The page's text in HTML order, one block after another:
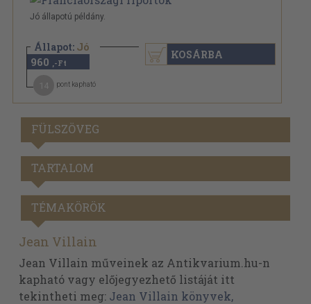
Jó állapotú példány.
Állapot: Jó
960 ,-Ft
pont kapható
KOSÁRBA
FÜLSZÖVEG
TARTALOM
TÉMAKÖRÖK
Jean Villain
Jean Villain műveinek az Antikvarium.hu-n
kapható vagy előjegyezhető listáját itt
tekintheti meg: Jean Villain könyvek,